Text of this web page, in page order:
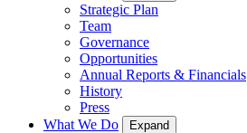
Strategic Plan
Team
Governance
Opportunities
Annual Reports & Financials
History
Press
What We Do
Expand